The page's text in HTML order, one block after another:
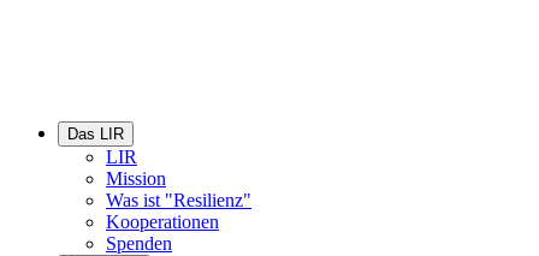
Das LIR
LIR
Mission
Was ist "Resilienz"
Kooperationen
Spenden